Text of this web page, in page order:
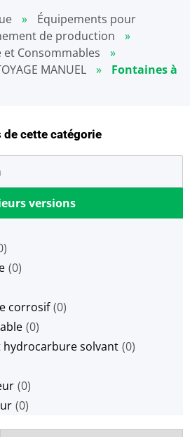
»
Équipements pour
de production
»
et Consommables
»
MANUEL
»
Fontaines à
cette catégorie
versions
)
(0)
corrosif (0)
(0)
hydrocarbure solvant (0)
(0)
(0)